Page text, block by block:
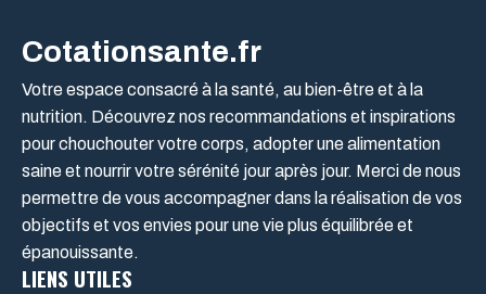
Cotationsante.fr
Votre espace consacré à la santé, au bien-être et à la
nutrition. Découvrez nos recommandations et inspirations
pour chouchouter votre corps, adopter une alimentation
saine et nourrir votre sérénité jour après jour. Merci de nous
permettre de vous accompagner dans la réalisation de vos
objectifs et vos envies pour une vie plus équilibrée et
épanouissante.
LIENS UTILES